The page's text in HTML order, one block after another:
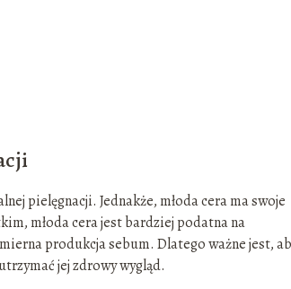
pielęgnacji. Jednakże, młoda cera ma swoje
młoda cera jest bardziej podatna na
produkcja sebum. Dlatego ważne jest,
jej zdrowy wygląd.